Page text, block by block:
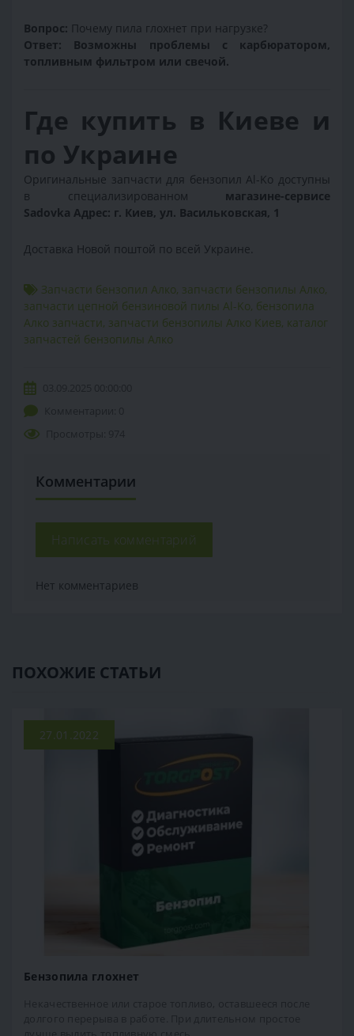
Вопрос: Почему пила глохнет при нагрузке?
Ответ: Возможны проблемы с карбюратором,
топливным фильтром или свечой.
Где купить в Киеве и
по Украине
Оригинальные запчасти для бензопил Al-Ko доступны
в специализированном магазине-сервисе
Sadovka Адрес: г. Киев, ул. Васильковская, 1
Доставка Новой поштой по всей Украине.
Запчасти бензопил Алко, запчасти бензопилы Алко,
запчасти цепной бензиновой пилы Al-Ko, бензопила
Алко запчасти, запчасти бензопилы Алко Киев, каталог
запчастей бензопилы Алко
Комментарии
Написать комментарий
Нет комментариев
ПОХОЖИЕ СТАТЬИ
27.01.2022
Бензопила глохнет